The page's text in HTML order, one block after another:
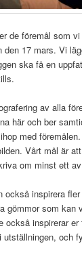
de föremål som
den 17 mars. Vi
ska få en
av alla
här och ber
med
Vårt mål är
om minst ett
också inspirera
gömmor som kan
också inspirerar
och